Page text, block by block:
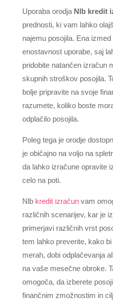
Uporaba orodja Nlb kredit
prednosti, ki vam lahko
najemu posojila. Ena
enostavnost uporabe, saj
pridobite natančen izračun
skupnih stroškov posojila.
bolje pripravite na svoje
razumete, koliko boste
odplačilo posojila.
Poleg tega je orodje
je običajno na voljo na
da lahko izračune opravite
celo na poti.
Nlb kredit izračunvam
različnih scenarijev, kar je
primerjavi različnih vrst
tem lahko preverite, kako
merah, dobi odplačevanja
na vaše mesečne obroke.
omogoča, da izberete
finančnim zmožnostim in